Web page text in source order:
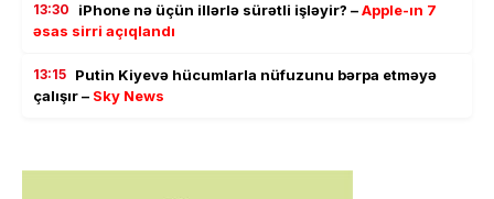
13:30 iPhone nə üçün illərlə sürətli işləyir? –Apple-ın 7
əsas sirri açıqlandı
13:15 Putin Kiyevə hücumlarla nüfuzunu bərpa etməyə
çalışır – Sky News